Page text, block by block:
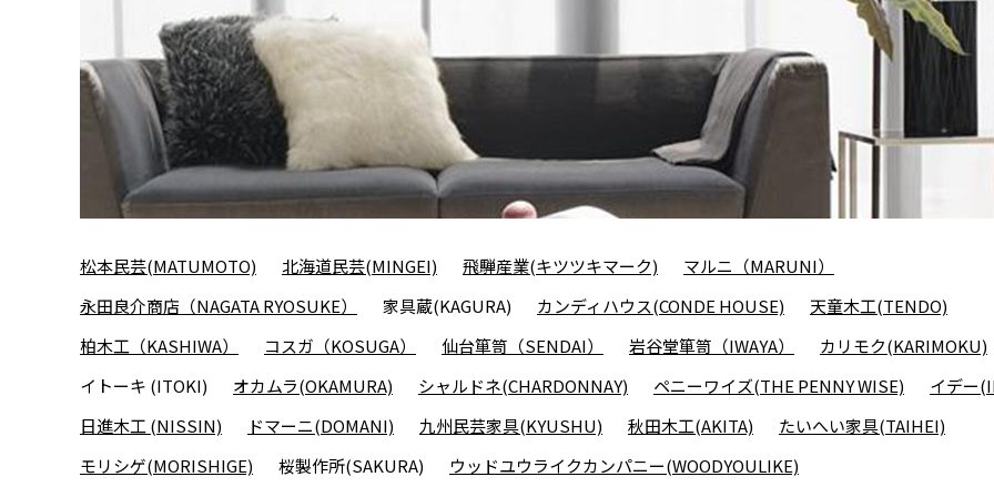
松本民芸(MATUMOTO) 北海道民芸(MINGEI) 飛騨産業(キツツキマーク)
マルニ（MARUNI）
永田良介商店（NAGATA RYOSUKE）
家具蔵(KAGURA) カンディハウス(CONDE HOUSE)
天童木工(TENDO)
柏木工（KASHIWA）
コスガ（KOSUGA） 仙台箪笥（SENDAI） 岩谷堂箪笥（IWAYA）
カリモク(KARIMOKU)
イトーキ (ITOKI)
オカムラ(OKAMURA) シャルドネ(CHARDONNAY) ペニーワイズ(THE PENNY WISE)
イデー
日進木工 (NISSIN)
ドマーニ(DOMANI) 九州民芸家具(KYUSHU) 秋田木工(AKITA)
たいへい家具(TAIHEI)
モリシゲ(MORISHIGE)
桜製作所(SAKURA)
ウッドユウライクカンパニー(WOODYOULIKE)